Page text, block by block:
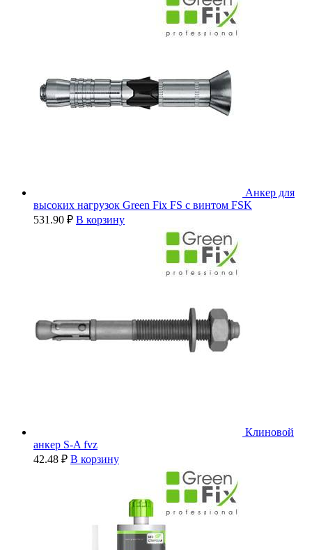
Анкер для
высоких нагрузок Green Fix FS с винтом FSK
531.90 ₽ В корзину
Клиновой
анкер S-A fvz
42.48 ₽ В корзину